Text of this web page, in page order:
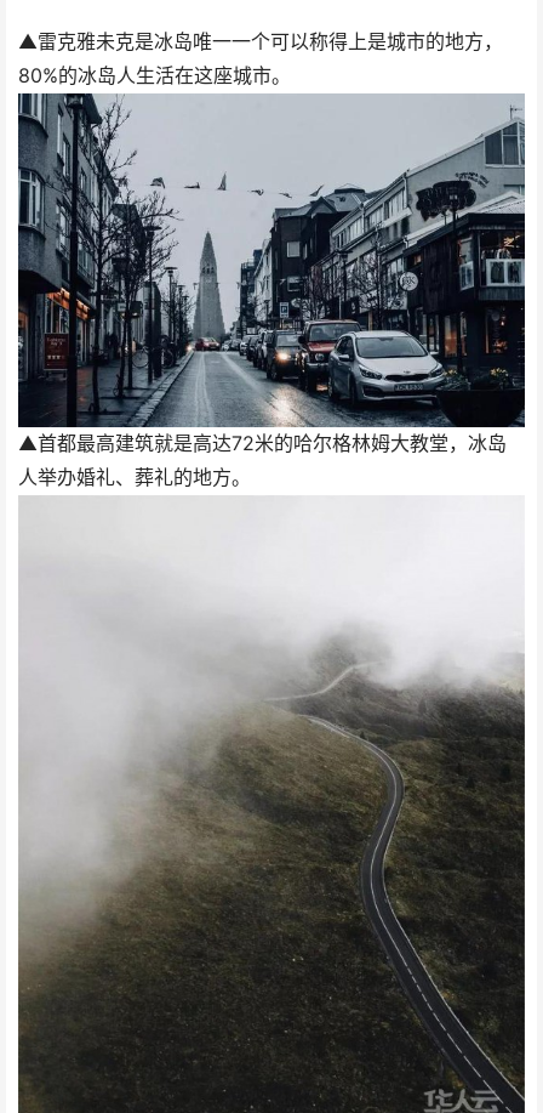
▲雷克雅未克是冰岛唯一一个可以称得上是城市的地方，
80%的冰岛人生活在这座城市。
▲首都最高建筑就是高达72米的哈尔格林姆大教堂，冰岛
人举办婚礼、葬礼的地方。